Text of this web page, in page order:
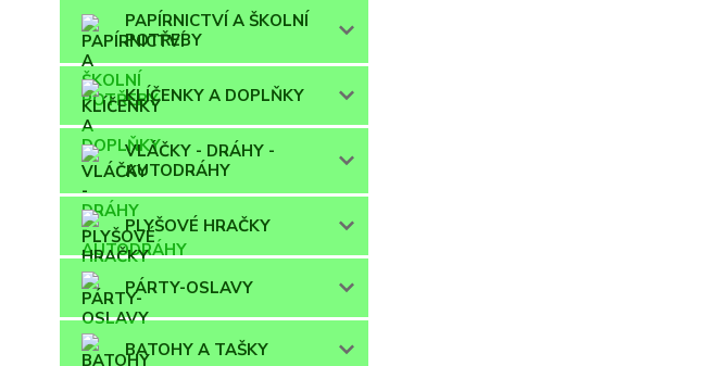
PAPÍRNICTVÍ A ŠKOLNÍ
POTŘEBY
KLÍČENKY A DOPLŇKY
VLÁČKY - DRÁHY -
AUTODRÁHY
PLYŠOVÉ HRAČKY
PÁRTY-OSLAVY
BATOHY A TAŠKY